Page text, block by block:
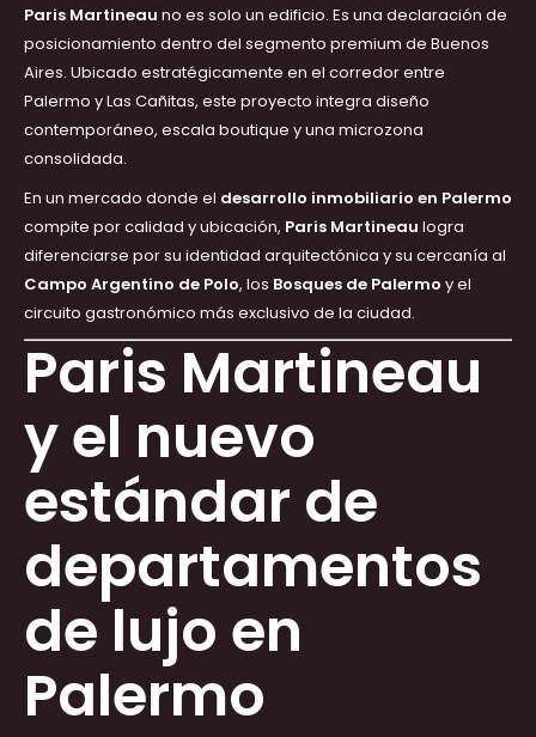
Paris Martineau no es solo un edificio. Es una declaración de
posicionamiento dentro del segmento premium de Buenos
Aires. Ubicado estratégicamente en el corredor entre
Palermo y Las Cañitas, este proyecto integra diseño
contemporáneo, escala boutique y una microzona
consolidada.
En un mercado donde el desarrollo inmobiliario en Palermo
compite por calidad y ubicación, Paris Martineau logra
diferenciarse por su identidad arquitectónica y su cercanía al
Campo Argentino de Polo, los Bosques de Palermo y el
circuito gastronómico más exclusivo de la ciudad.
Paris Martineau
y el nuevo
estándar de
departamentos
de lujo en
Palermo